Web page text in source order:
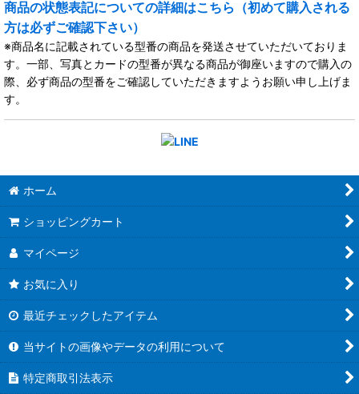
商品の状態表記についての詳細はこちら（初めて購入される
方は必ずご確認下さい）
※商品名に記載されている型番の商品を発送させていただいておりま
す。一部、写真とカードの型番が異なる商品が御座いますので購入の
際、必ず商品の型番をご確認していただきますようお願い申し上げま
す。
ホーム
ショッピングカート
マイページ
お気に入り
最近チェックしたアイテム
当サイトの画像やデータの利用について
特定商取引法表示